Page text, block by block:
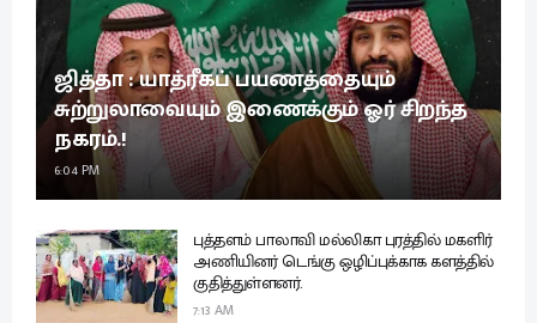
ஜித்தா : யாத்ரீகப் பயணத்தையும்
சுற்றுலாவையும் இணைக்கும் ஓர் சிறந்த
நகரம்.!
6:04 PM
புத்தளம் பாலாவி மல்லிகா புரத்தில் மகளிர்
அணியினர் டெங்கு ஒழிப்புக்காக களத்தில்
குதித்துள்ளனர்.
7:13 AM